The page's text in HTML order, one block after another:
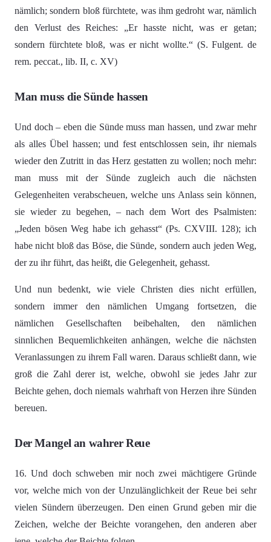
nämlich; sondern bloß fürchtete, was ihm gedroht war, nämlich
den Verlust des Reiches: „Er hasste nicht, was er getan;
sondern fürchtete bloß, was er nicht wollte.“ (S. Fulgent. de
rem. peccat., lib. II, c. XV)
Man muss die Sünde hassen
Und doch – eben die Sünde muss man hassen, und zwar mehr
als alles Übel hassen; und fest entschlossen sein, ihr niemals
wieder den Zutritt in das Herz gestatten zu wollen; noch mehr:
man muss mit der Sünde zugleich auch die nächsten
Gelegenheiten verabscheuen, welche uns Anlass sein können,
sie wieder zu begehen, – nach dem Wort des Psalmisten:
„Jeden bösen Weg habe ich gehasst“ (Ps. CXVIII. 128); ich
habe nicht bloß das Böse, die Sünde, sondern auch jeden Weg,
der zu ihr führt, das heißt, die Gelegenheit, gehasst.
Und nun bedenkt, wie viele Christen dies nicht erfüllen,
sondern immer den nämlichen Umgang fortsetzen, die
nämlichen Gesellschaften beibehalten, den nämlichen
sinnlichen Bequemlichkeiten anhängen, welche die nächsten
Veranlassungen zu ihrem Fall waren. Daraus schließt dann, wie
groß die Zahl derer ist, welche, obwohl sie jedes Jahr zur
Beichte gehen, doch niemals wahrhaft von Herzen ihre Sünden
bereuen.
Der Mangel an wahrer Reue
16. Und doch schweben mir noch zwei mächtigere Gründe
vor, welche mich von der Unzulänglichkeit der Reue bei sehr
vielen Sündern überzeugen. Den einen Grund geben mir die
Zeichen, welche der Beichte vorangehen, den anderen aber